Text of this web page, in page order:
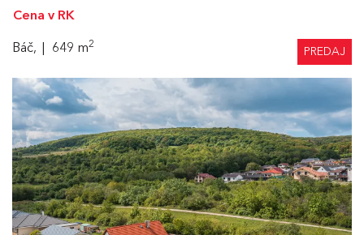
Cena v RK
Báč, 649 m2
PREDAJ